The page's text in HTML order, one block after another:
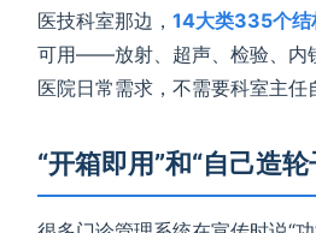
医技科室那边， 14大类335个结
可用——放射、超声、检验、内
医院日常需求，不需要科室主任
“开箱即用”和“自己造